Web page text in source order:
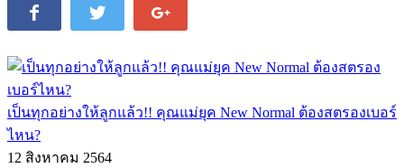
เป็นทุกอย่างให้ลูกแล้ว!! คุณแม่ยุค New Normal ต้องสตรองเบอร์
ไหน?
12 สิงหาคม 2564